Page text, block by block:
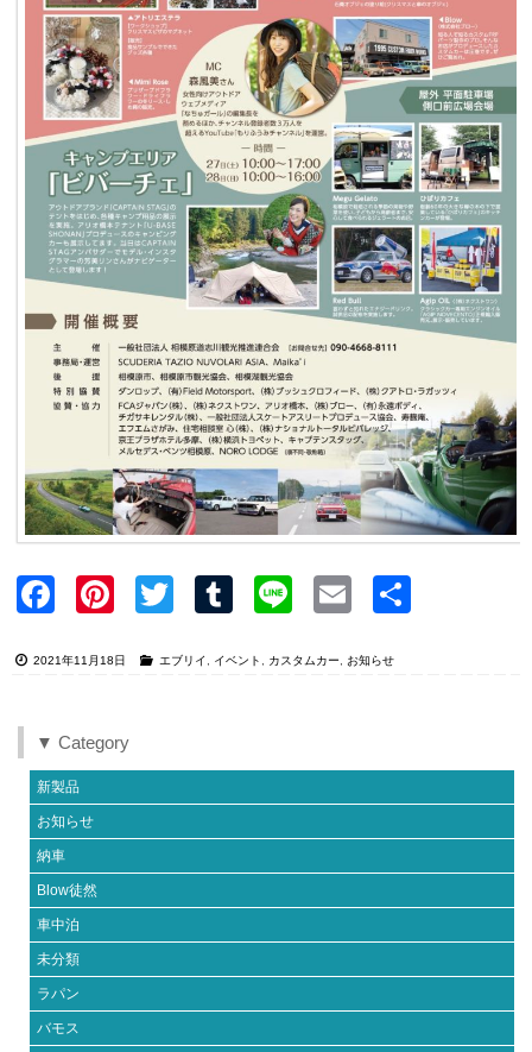
Faceb Pinter Twitter Tumblr Line Email
2021年11月18日 エブリイ イベント カスタムカー お知らせ
▼ Category
新製品
お知らせ
納車
Blow徒然
車中泊
未分類
ラパン
バモス